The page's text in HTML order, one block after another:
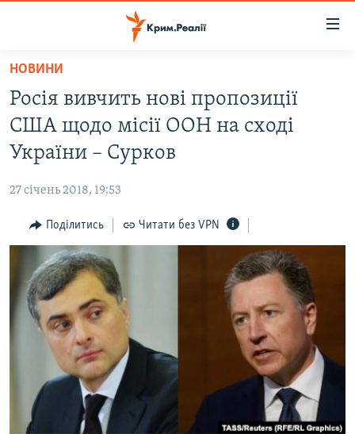
Перейти
основного
матеріалу
Перейти
до
основної
Перейти
до
пошуку
ВІДЕО ТА ФОТО
БЛОГИ
ПОГЛЯД
ІНТЕРВ'Ю
ВСЕ ЗА ДЕНЬ
СПЕЦПРОЕКТИ
ДЕПОРТАЦІЯ
ВІДЕОУРОКИ «ELIFBE»
СВІДЧЕННЯ ОКУПАЦІЇ
УКРАЇНСЬКА ПРОБЛЕМА КРИМУ
ЯК ОБІЙТИ БЛОКУВАННЯ
Русский
Qırımtatar
НОВИНИ
Росія вивчить нові пропозиції
США щодо місії ООН на сході
України – Сурков
27 січень 2018, 19:53
Поділитись Читати без VPN